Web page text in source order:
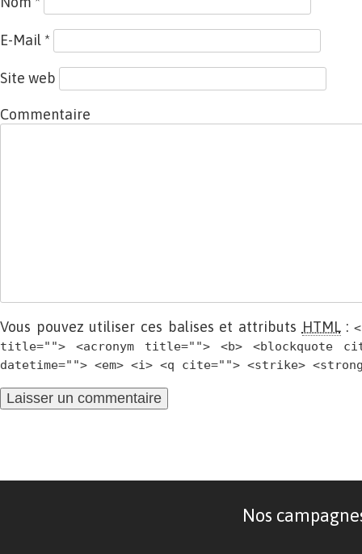
E-Mail *
Site web
Commentaire
Vous pouvez utiliser ces balises et attributs HTML:
title=""> <acronym title=""> <b> <blockquote
datetime=""> <em> <i> <q cite=""> <strike>
Nos